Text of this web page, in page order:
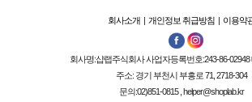
회사소개 | 개인정보 취급방침 | 이용약
회사명:샵랩주식회사사업자등록번호:243-86-02948
주소: 경기 부천시 부흥로 71, 2718-304
문의:02)851-0815 , helper@shoplab.kr